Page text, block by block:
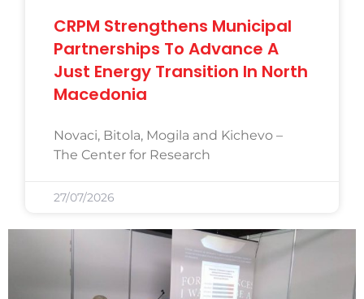
CRPM Strengthens Municipal
Partnerships To Advance A
Just Energy Transition In North
Macedonia
Novaci, Bitola, Mogila and Kichevo –
The Center for Research
27/07/2026